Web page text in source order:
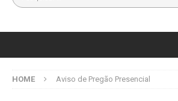
HOME Aviso de Pregão Presencial